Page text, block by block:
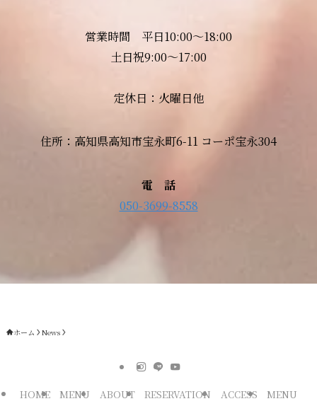
営業時間 平日10:00～18:00
土日祝9:00～17:00
定休日：火曜日他
住所：高知県高知市宝永町6-11 コーポ宝永304
電 話
050-3699-8558
ホーム News
HOME MENU ABOUT RESERVATION ACCESS MENU